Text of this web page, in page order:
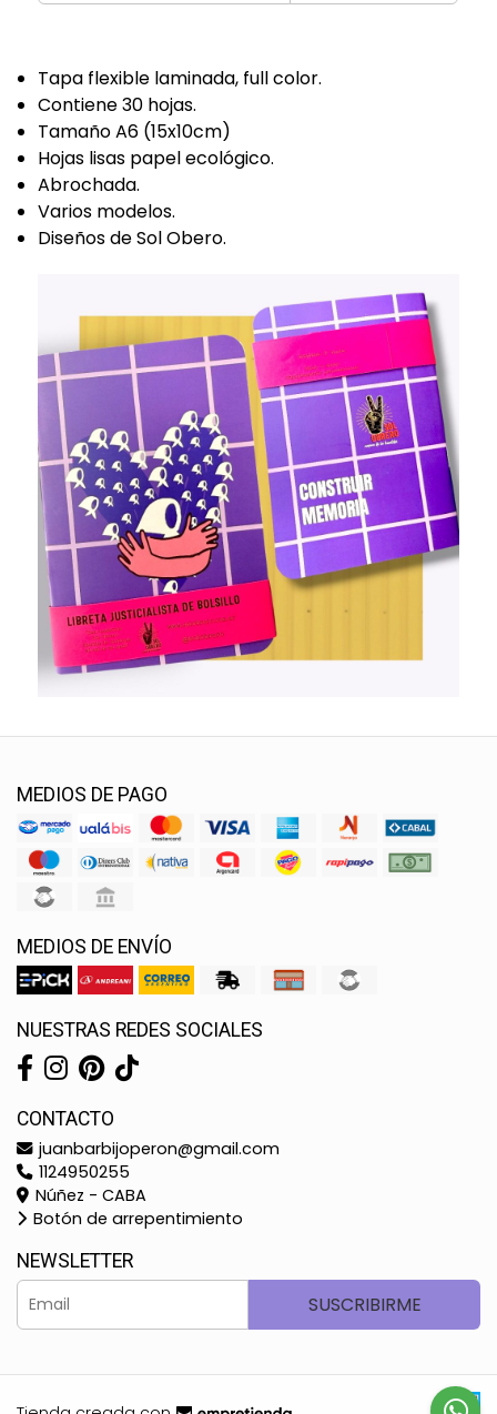
Tapa flexible laminada, full color.
Contiene 30 hojas.
Tamaño A6 (15x10cm)
Hojas lisas papel ecológico.
Abrochada.
Varios modelos.
Diseños de Sol Obero.
MEDIOS DE PAGO
MEDIOS DE ENVÍO
NUESTRAS REDES SOCIALES
CONTACTO
juanbarbijoperon@gmail.com
1124950255
Núñez - CABA
Botón de arrepentimiento
NEWSLETTER
SUSCRIBIRME